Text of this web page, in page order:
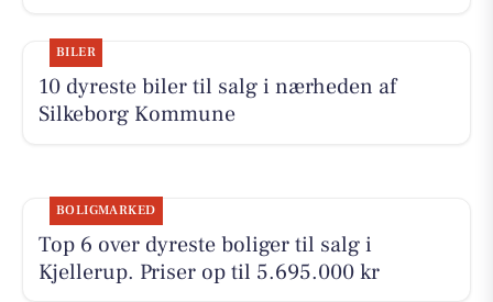
BILER
10 dyreste biler til salg i nærheden af
Silkeborg Kommune
BOLIGMARKED
Top 6 over dyreste boliger til salg i
Kjellerup. Priser op til 5.695.000 kr